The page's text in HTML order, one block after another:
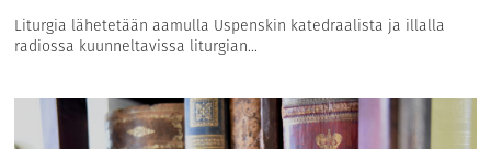
Liturgia lähetetään aamulla Uspenskin katedraalista ja illalla
radiossa kuunneltavissa liturgian...